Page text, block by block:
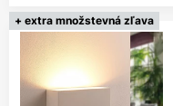
+ extra množstevná zľava